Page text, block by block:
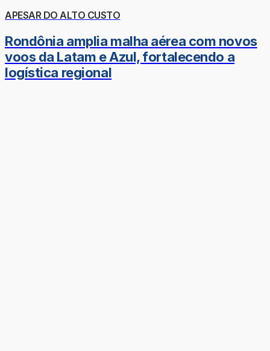
APESAR DO ALTO CUSTO
Rondônia amplia malha aérea com novos
voos da Latam e Azul, fortalecendo a
logística regional